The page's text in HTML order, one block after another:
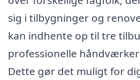
sig i tilbygninger og
kan indhente op til tre
professionelle
Dette gør det muligt for